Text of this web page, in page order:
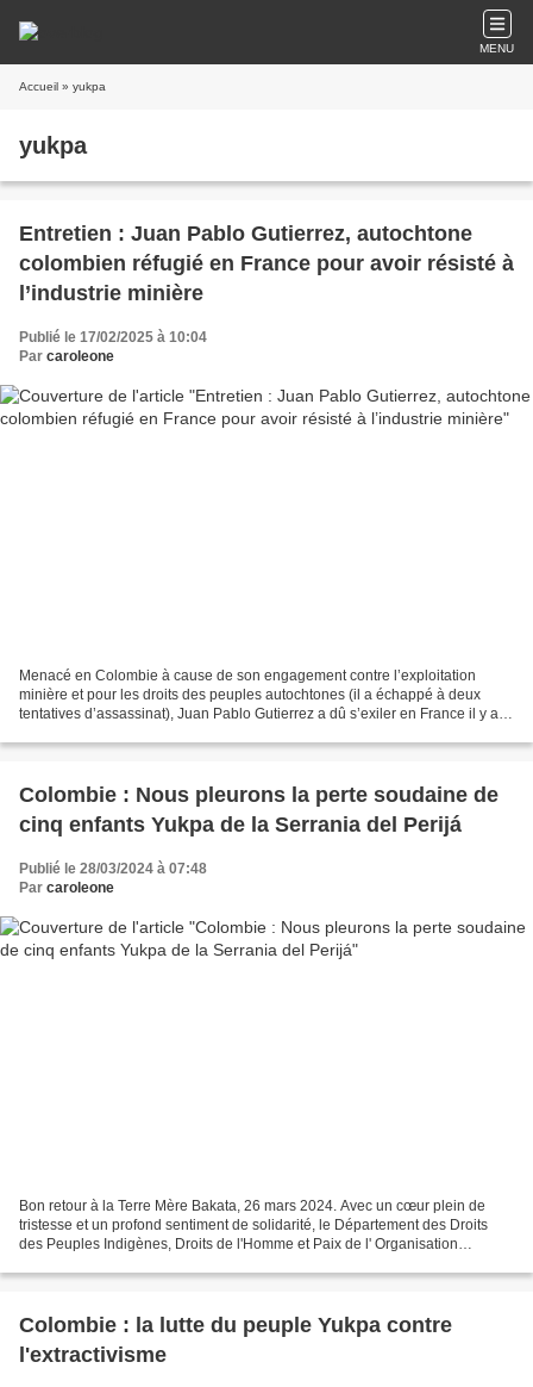
MENU
Accueil » yukpa
yukpa
Entretien : Juan Pablo Gutierrez, autochtone
colombien réfugié en France pour avoir résisté à
l’industrie minière
Publié le 17/02/2025 à 10:04
Par caroleone
Menacé en Colombie à cause de son engagement contre l’exploitation
minière et pour les droits des peuples autochtones (il a échappé à deux
tentatives d’assassinat), Juan Pablo Gutierrez a dû s’exiler en France il y a
Colombie : Nous pleurons la perte soudaine de
cinq enfants Yukpa de la Serrania del Perijá
Publié le 28/03/2024 à 07:48
Par caroleone
Bon retour à la Terre Mère Bakata, 26 mars 2024. Avec un cœur plein de
tristesse et un profond sentiment de solidarité, le Département des Droits
des Peuples Indigènes, Droits de l'Homme et Paix de l' Organisation
Colombie : la lutte du peuple Yukpa contre
l'extractivisme